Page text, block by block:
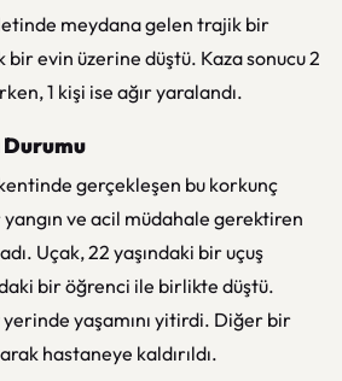
meydana gelen trajik bir
bir evin üzerine düştü. Kaza sonucu 2
1 kişi ise ağır yaralandı.
Durumu
gerçekleşen bu korkunç
yangın ve acil müdahale gerektiren
Uçak, 22 yaşındaki bir uçuş
bir öğrenci ile birlikte düştü.
yaşamını yitirdi. Diğer bir
hastaneye kaldırıldı.